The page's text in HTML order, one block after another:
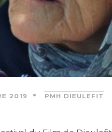
2019 PMH DIEULEFIT